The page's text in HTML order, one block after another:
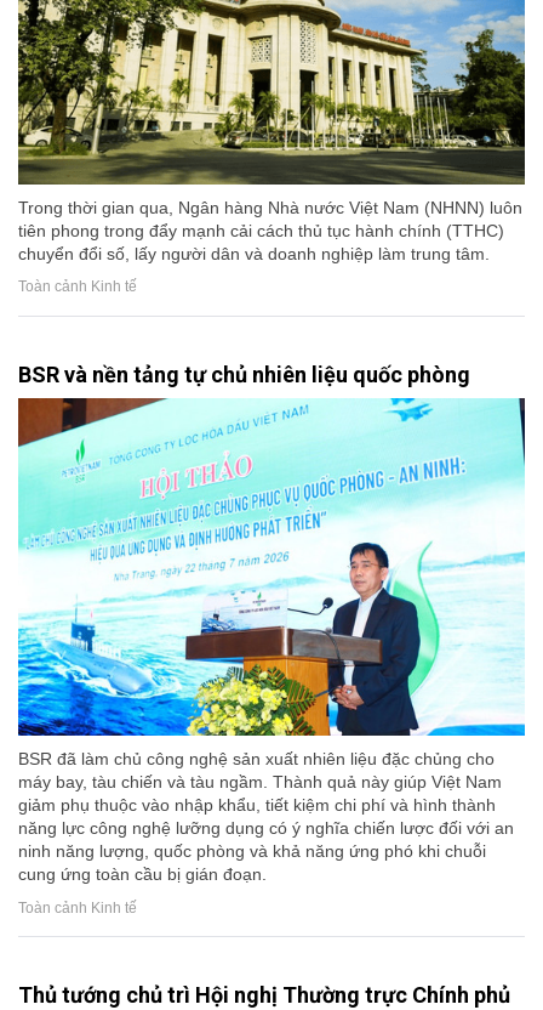
Trong thời gian qua, Ngân hàng Nhà nước Việt Nam (NHNN) luôn
tiên phong trong đẩy mạnh cải cách thủ tục hành chính (TTHC)
chuyển đổi số, lấy người dân và doanh nghiệp làm trung tâm.
Toàn cảnh Kinh tế
BSR và nền tảng tự chủ nhiên liệu quốc phòng
BSR đã làm chủ công nghệ sản xuất nhiên liệu đặc chủng cho
máy bay, tàu chiến và tàu ngầm. Thành quả này giúp Việt Nam
giảm phụ thuộc vào nhập khẩu, tiết kiệm chi phí và hình thành
năng lực công nghệ lưỡng dụng có ý nghĩa chiến lược đối với an
ninh năng lượng, quốc phòng và khả năng ứng phó khi chuỗi
cung ứng toàn cầu bị gián đoạn.
Toàn cảnh Kinh tế
Thủ tướng chủ trì Hội nghị Thường trực Chính phủ